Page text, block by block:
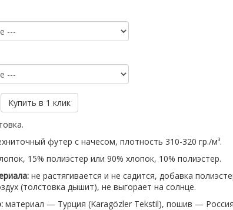
Купить в 1 клик
футер с начесом, плотность 310-320 гр./м³.
15% полиэстер или 90% хлопок, 10% полиэстер.
не растягивается и не садится, добавка
(толстовка дышит), не выгорает на солнце.
материал — Турция (Karagözler Tekstil), пошив —